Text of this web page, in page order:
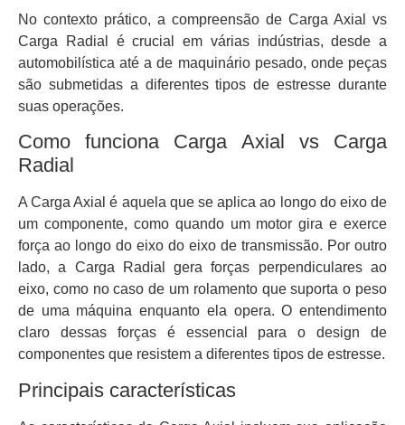
No contexto prático, a compreensão de Carga Axial vs
Carga Radial é crucial em várias indústrias, desde a
automobilística até a de maquinário pesado, onde peças
são submetidas a diferentes tipos de estresse durante
suas operações.
Como funciona Carga Axial vs Carga
Radial
A Carga Axial é aquela que se aplica ao longo do eixo de
um componente, como quando um motor gira e exerce
força ao longo do eixo do eixo de transmissão. Por outro
lado, a Carga Radial gera forças perpendiculares ao
eixo, como no caso de um rolamento que suporta o peso
de uma máquina enquanto ela opera. O entendimento
claro dessas forças é essencial para o design de
componentes que resistem a diferentes tipos de estresse.
Principais características